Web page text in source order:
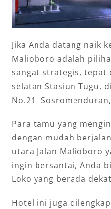
Jika Anda datang naik
Malioboro adalah
sangat strategis, tepat
selatan Stasiun Tugu,
No.21,
Para tamu yang
dengan mudah
utara Jalan Malioboro
ingin bersantai, Anda
Loko yang berada
Hotel ini juga